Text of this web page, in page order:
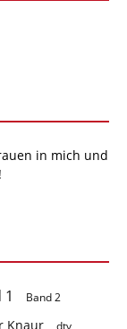
in mich und
Band 2
Knaur dtv